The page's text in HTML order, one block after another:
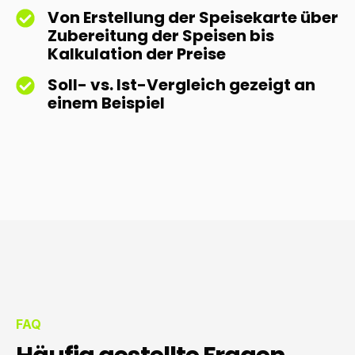
Von Erstellung der Speisekarte über
Zubereitung der Speisen bis
Kalkulation der Preise
Soll- vs. Ist-Vergleich gezeigt an
einem Beispiel
FAQ